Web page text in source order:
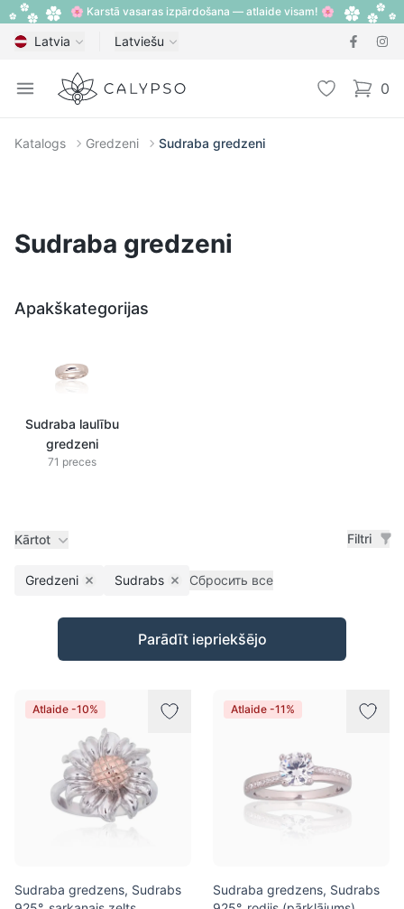
🌸 Karstā vasaras izpārdošana — atlaide visam! 🌸
Latvia Latviešu
Open menu
Calypso Vēlmju 0
items
Katalogs Gredzeni Sudraba gredzeni
Sudraba gredzeni
Apakškategorijas
Sudraba laulību
gredzeni
71 preces
Kārtot Filtri
Gredzeni Remove filter
Sudrabs Remove filter
Сбросить все
Preces
Parādīt iepriekšējo
Atlaide -10%
Sudraba gredzens, Sudrabs
Atlaide -11%
Sudraba gredzens, Sudrabs